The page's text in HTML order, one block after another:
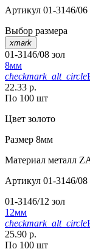
Артикул 01-3146/
Выбор размера
xmark
01-3146/08 зол
8мм
checkmark_alt_circle
22.33 р.
По 100 шт
Цвет золото
Размер 8мм
Материал металл
Артикул 01-3146/08
01-3146/12 зол
12мм
checkmark_alt_circle
25.90 р.
По 100 шт